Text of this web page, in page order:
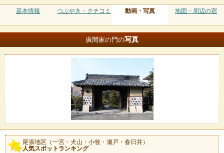
基本情報 つぶやき・クチコミ 動画・写真 地図・周辺の宿
廣間家の門の写真
尾張地区（一宮・犬山・小牧・瀬戸・春日井）
人気スポットランキング